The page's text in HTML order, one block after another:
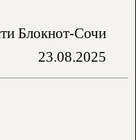
Блокнот-Сочи
23.08.2025